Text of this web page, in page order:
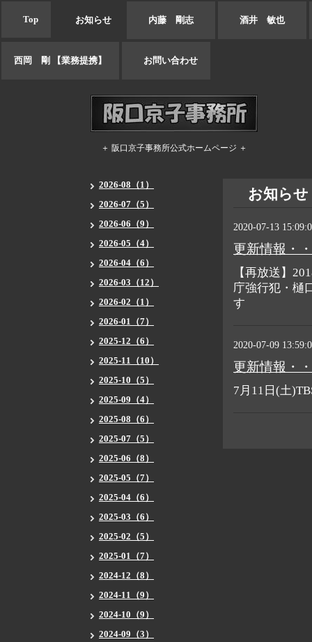
Top お知らせ 内藤 剛志 酒井 敏也
西岡 剛 【業務提携】 お問い合わせ
＋ 阪口京子事務所公式ホームページ ＋
お知らせ
2020-07-13
更新情報・
【再放送】
庁強行犯・樋
す
2020-07-09
更新情報・
7月11日(土
2026-08（1）
2026-07（5）
2026-06（9）
2026-05（4）
2026-04（6）
2026-03（12）
2026-02（1）
2026-01（7）
2025-12（6）
2025-11（10）
2025-10（5）
2025-09（4）
2025-08（6）
2025-07（5）
2025-06（8）
2025-05（7）
2025-04（6）
2025-03（6）
2025-02（5）
2025-01（7）
2024-12（8）
2024-11（9）
2024-10（9）
2024-09（3）